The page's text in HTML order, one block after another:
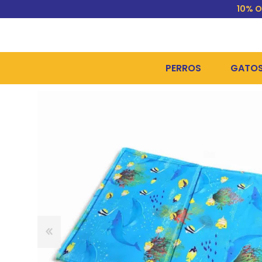
10%
PERROS
HIGIENE, PELUQUERÍA Y
CAMAS Y CASETAS
BOLSOS Y
BOLSAS PARA MATERIA
COLLARES, ARNESES Y